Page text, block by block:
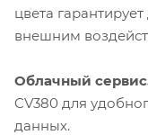
цвета
внешним
Облачный
CV380 для
данных.